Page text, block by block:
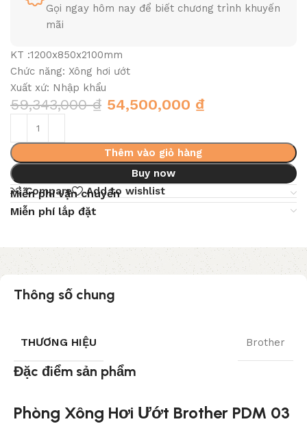
Gọi ngay hôm nay để biết chương trình khuyến
mãi
KT :1200x850x2100mm
Chức năng: Xông hơi ướt
Xuất xứ: Nhập khẩu
59,343,000₫ 54,500,000 ₫
Thêm vào giỏ hàng
Buy now
Compare
Add to wishlist
Miễn phí vận chuyển
Miễn phí lắp đặt
Thông số chung
THƯƠNG HIỆU Brother
Đặc điểm sản phẩm
Phòng Xông Hơi Ướt Brother PDM 03